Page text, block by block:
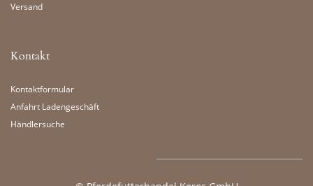
Versand
Kontakt
Kontaktformular
Anfahrt Ladengeschäft
Händlersuche